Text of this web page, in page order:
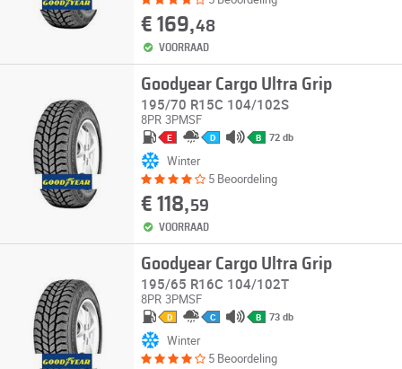
€ 169,48
VOORRAAD
Goodyear Cargo Ultra Grip
195/70 R15C 104/102S
8PR 3PMSF
E D B 72 db
Winter
5 Beoordeling
€ 118,59
VOORRAAD
Goodyear Cargo Ultra Grip
195/65 R16C 104/102T
8PR 3PMSF
D C B 73 db
Winter
5 Beoordeling